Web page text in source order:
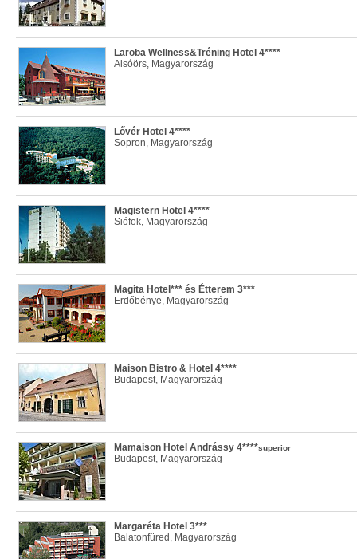
Laroba Wellness&Tréning Hotel 4****
Alsóörs, Magyarország
Lővér Hotel 4****
Sopron, Magyarország
Magistern Hotel 4****
Siófok, Magyarország
Magita Hotel*** és Étterem 3***
Erdőbénye, Magyarország
Maison Bistro & Hotel 4****
Budapest, Magyarország
Mamaison Hotel Andrássy 4****superior
Budapest, Magyarország
Margaréta Hotel 3***
Balatonfüred, Magyarország